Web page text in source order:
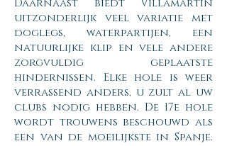
Daarnaast biedt Villamartin
uitzonderlijk veel variatie met
doglegs, waterpartijen, een
natuurlijke klip en vele andere
zorgvuldig geplaatste
hindernissen. Elke hole is weer
verrassend anders, u zult al uw
clubs nodig hebben. De 17e hole
wordt trouwens beschouwd als
een van de moeilijkste in Spanje.